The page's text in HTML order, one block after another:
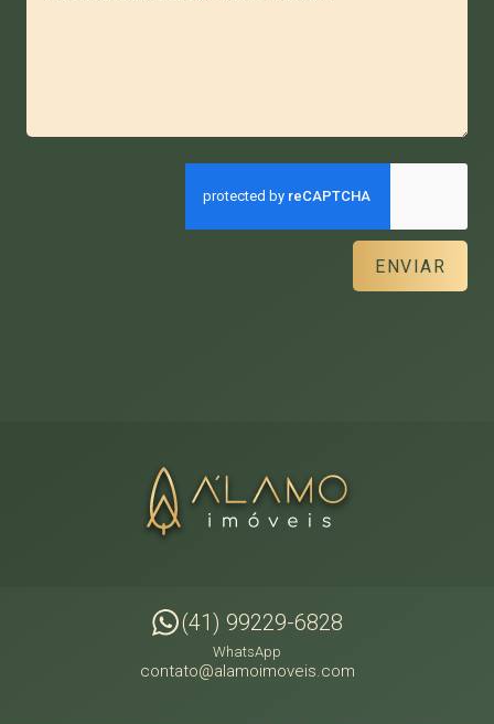
ENVIAR
(41) 99229-6828
WhatsApp
contato@alamoimoveis.com